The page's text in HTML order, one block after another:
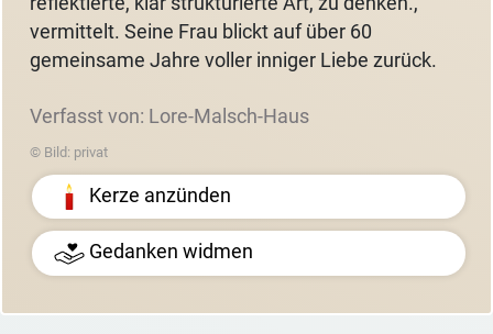
vermittelt. Seine Frau blickt auf über 60
gemeinsame Jahre voller inniger Liebe zurück.
Verfasst von: Lore-Malsch-Haus
© Bild: privat
Kerze anzünden
Gedanken widmen